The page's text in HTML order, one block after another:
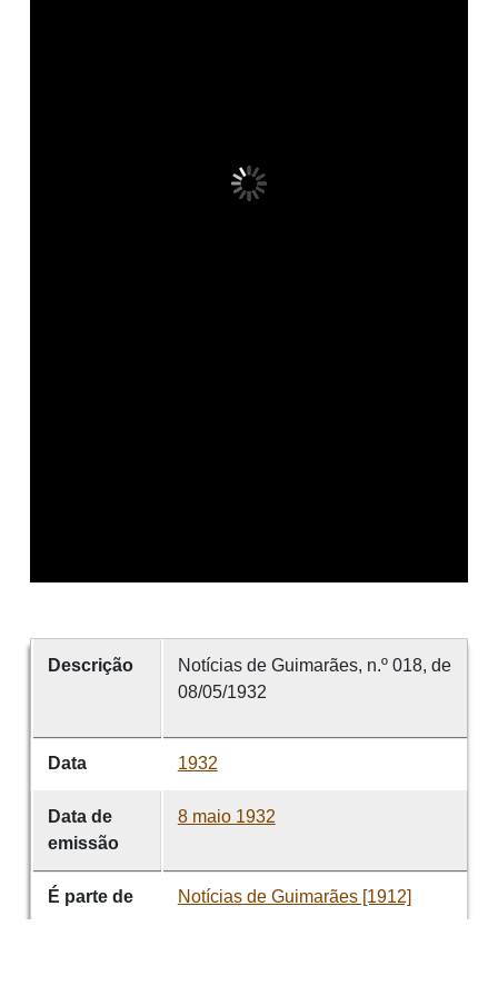
Descrição
Notícias de Guimarães, n.º 018, de
08/05/1932
Data 1932
Data de
emissão
8 maio 1932
É parte de Notícias de Guimarães [1912]